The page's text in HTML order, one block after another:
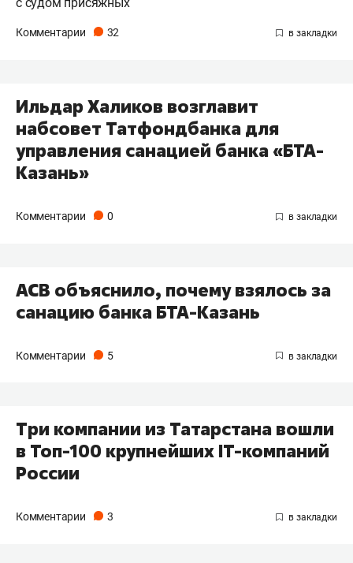
Комментарии 32
Ильдар Халиков возглавит
набсовет Татфондбанка для
управления санацией банка «БТА-
Казань»
Комментарии 0
АСВ объяснило, почему взялось за
санацию банка БТА-Казань
Комментарии 5
Три компании из Татарстана вошли
в Топ-100 крупнейших IТ-компаний
России
Комментарии 3